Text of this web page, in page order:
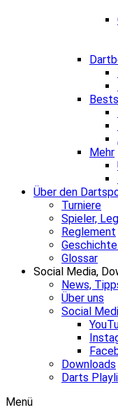
Mehr
Über den
Turniere
Spieler,
Reglement
Glossar
Social Media,
News,
Über uns
Social
Downloads
Darts
Menü